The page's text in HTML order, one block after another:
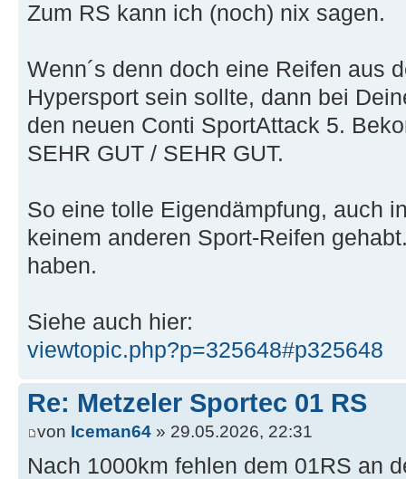
Zum RS kann ich (noch) nix sagen.
Wenn´s denn doch eine Reifen aus
Hypersport sein sollte, dann bei
den neuen Conti SportAttack 5.
SEHR GUT / SEHR GUT.
So eine tolle Eigendämpfung, auch
keinem anderen Sport-Reifen
haben.
Siehe auch hier:
viewtopic.php?p=325648#p325648
Re: Metzeler Sportec 01 RS
von Iceman64 » 29.05.2026, 22:31
Nach 1000km fehlen dem 01RS an